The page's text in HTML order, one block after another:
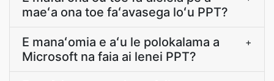
maeʻa ona toe faʻavasega loʻu PPT?
E manaʻomia e aʻu le polokalama a
Microsoft na faia ai lenei PPT?
+